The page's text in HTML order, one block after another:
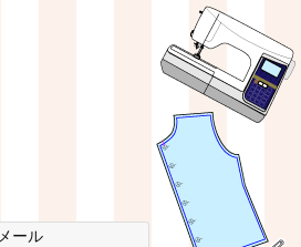
メール